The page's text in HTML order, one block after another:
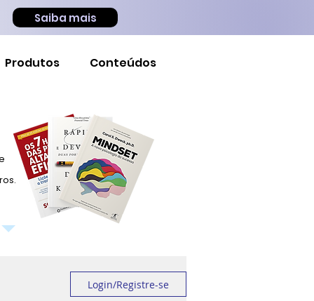
Saiba mais
Produtos Conteúdos
Login/Registre-se